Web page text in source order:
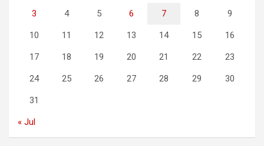
3 4 5 6 7 8 9
10 11 12 13 14 15 16
17 18 19 20 21 22 23
24 25 26 27 28 29 30
31
« Jul